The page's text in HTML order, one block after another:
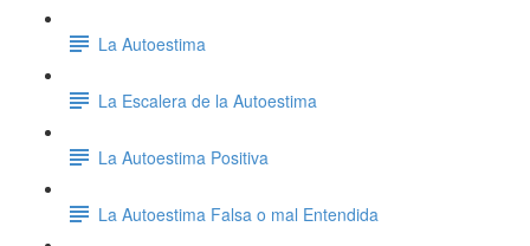
La Autoestima
La Escalera de la Autoestima
La Autoestima Positiva
La Autoestima Falsa o mal Entendida